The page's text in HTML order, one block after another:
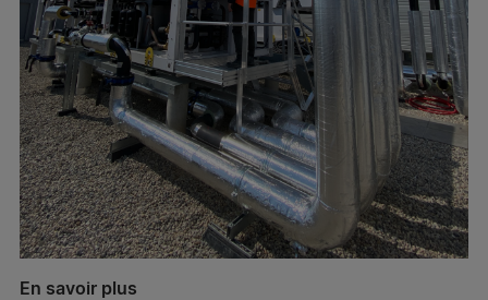
En savoir plus